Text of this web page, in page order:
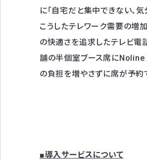
に「自宅だと集中できない、
こうしたテレワーク需要の増
の快適さを追求したテレビ電
舗の半個室ブース席にNoline
の負担を増やさずに席が予約
■導入サービスについて